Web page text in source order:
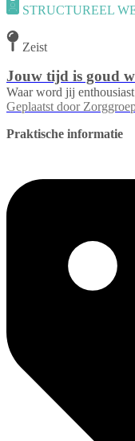
STRUCTUREEL
Zeist
Jouw tijd is goud
Waar word jij
Geplaatst door
Praktische informatie